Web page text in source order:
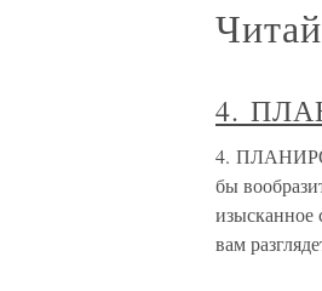
4.
4.
бы
изысканное
вам